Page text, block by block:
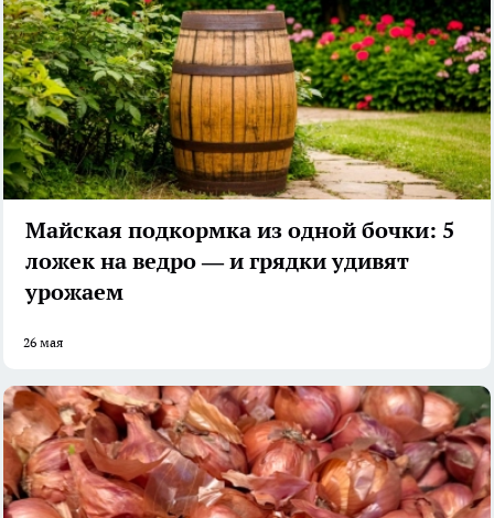
Майская подкормка из одной бочки: 5
ложек на ведро — и грядки удивят
урожаем
26 мая